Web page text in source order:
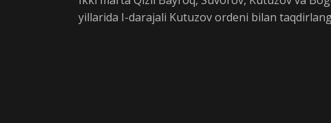
yillarida I-darajali Kutuzov ordeni bilan